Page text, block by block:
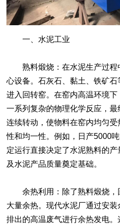
一、水泥工业
熟料煅烧：在水泥生产过程
心设备。石灰石、黏土、铁矿石
进入回转窑。在窑内高温环境
一系列复杂的物理化学反应，
连续转动，使物料在窑内均匀
性和均一性。例如，日产5000
定运行直接决定了水泥熟料的
及水泥产品质量奠定基础。
余热利用：除了熟料煅烧，
大量余热。现代水泥厂通过安
排出的高温废气进行余热发电